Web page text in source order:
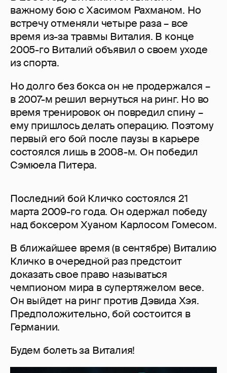
важному бою с Хасимом Рахманом. Но
встречу отменяли четыре раза – все
время из-за травмы Виталия. В конце
2005-го Виталий объявил о своем уходе
из спорта.
Но долго без бокса он не продержался –
в 2007-м решил вернуться на ринг. Но во
время тренировок он повредил спину –
ему пришлось делать операцию. Поэтому
первый его бой после паузы в карьере
состоялся лишь в 2008-м. Он победил
Сэмюела Питера.
Последний бой Кличко состоялся 21
марта 2009-го года. Он одержал победу
над боксером Хуаном Карлосом Гомесом.
В ближайшее время (в сентябре) Виталию
Кличко в очередной раз предстоит
доказать свое право называться
чемпионом мира в супертяжелом весе.
Он выйдет на ринг против Дэвида Хэя.
Предположительно, бой состоится в
Германии.
Будем болеть за Виталия!